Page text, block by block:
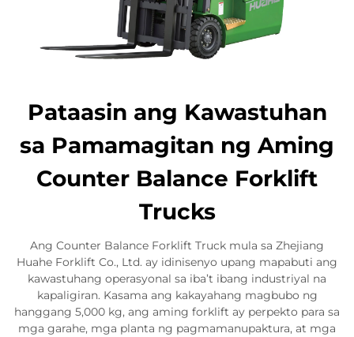
Pataasin ang Kawastuhan
sa Pamamagitan ng Aming
Counter Balance Forklift
Trucks
Ang Counter Balance Forklift Truck mula sa Zhejiang
Huahe Forklift Co., Ltd. ay idinisenyo upang mapabuti ang
kawastuhang operasyonal sa iba’t ibang industriyal na
kapaligiran. Kasama ang kakayahang magbubo ng
hanggang 5,000 kg, ang aming forklift ay perpekto para sa
mga garahe, mga planta ng pagmamanupaktura, at mga